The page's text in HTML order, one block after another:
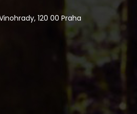
120 00 Praha